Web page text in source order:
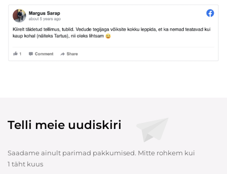
Telli meie uudiskiri
Saadame ainult parimad pakkumised. Mitte rohkem kui
1 täht kuus